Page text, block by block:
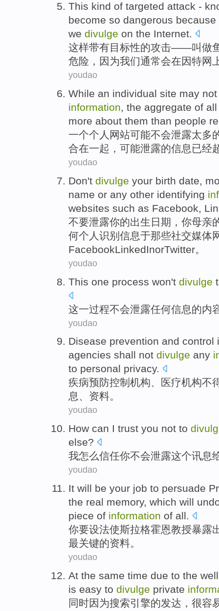
This kind of targeted attack -
become so dangerous because
we divulge on the Internet.
这样带有目标性的攻击——叫做
危险 ， 因为我们通常会在因特网
youdao
While an individual site may not
information, the aggregate of
more about them than people
一个个人 网站可能不会泄露太多
合在一起，可能泄露的信息已经
youdao
Don't divulge your birth date,
name or any other identifying
websites such as Facebook,
不要泄露你的出生 日期 ，你母亲
何个人 识别 信息于那些社交媒体
FacebookLinkedInorTwitter。
youdao
This one process won't divulge
这一过程不会泄露任何信息的内
youdao
Disease prevention and control
agencies shall not divulge any
to personal privacy.
疾病预防控制 机构、 医疗机构不
息、 资料。
youdao
How can I trust you not to
else?
我怎么信任你不会泄露这个讯息
youdao
It will be your job to persuade
the real memory, which will
piece of information of all.
你要设法使斯拉格霍恩教授暴露
最关键的资料。
youdao
At the same time due to the
is easy to divulge private
同时因为搜索引擎的发达 ， 很容